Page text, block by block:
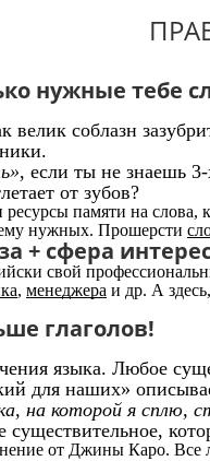
нужные тебе
соблазн
, если ты не знаешь
от зубов?
ресурсы памяти на
нужных. Прошерсти
+ сфера
свой
, менеджера и др. А
глаголов!
языка. Любое
для наших»
на которой я сплю,
от Джины Каро. Все